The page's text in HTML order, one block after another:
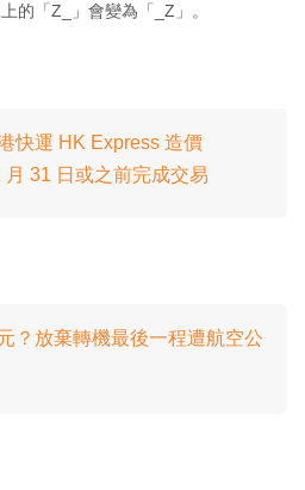
的「Z_」會變為「_Z」。
快運 HK Express 造價
31 日或之前完成交易
？放棄轉機最後一程遭航空公